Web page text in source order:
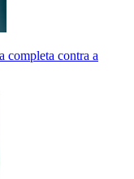
completa contra a